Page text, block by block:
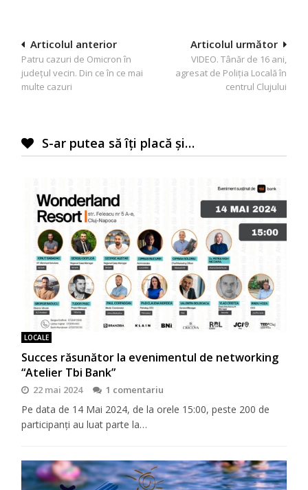
Navigare
în
articole
Articolul următor
VIDEO. Tânăr de 16 ani,
agresat de Poliția Locală în
centrul Clujului
Articolul anterior
Patru cazuri de Omicron în
județul vecin. Din ce în ce mai
multe cazuri
S-ar putea să îți placă și…
LOCALE
Succes răsunător la evenimentul de networking
“Atelier Tbi Bank”
22 mai 2024 1 comentariu
Pe data de 14 Mai 2024, de la orele 15:00, peste 200 de
participanți au luat parte la…